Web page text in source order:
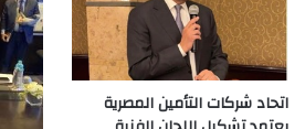
اتحاد شركات التأمين المصرية